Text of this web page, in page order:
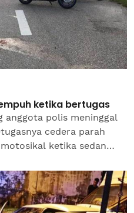
ketika bertugas
anggota polis meninggal
cedera parah
ketika sedang